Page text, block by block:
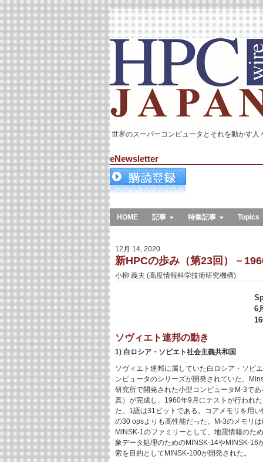
世界のスーパーコンピュータとそれを動かす人
eNewsletter
HOME 記事 特集記事 Topics
12月 14, 2020
新HPCの歩み（第23回）－
小柳 義夫 (高度情報科学技術研究機構)
6
ソヴィエト連邦の動き
1) 白ロシア・ソビエト社会主義共和国
ソヴィエト連邦に属していた白ロシア・ソビ
ンピュータのシリーズが開発されていた。
研究所で開発された小型コンピュータM-3で
真）が完成し、1960年9月にテストが行われ
た。1語は31ビットである。コアメモリを用
の30 opsよりも高性能だった。M-3のメモリ
MINSK-1のファミリーとして、地震情報のた
象データ処理のためのMINSK-14やMINSK-16
索を目的としてMINSK-100が開発された。